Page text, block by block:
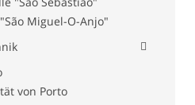
Miguel-O-Anjo"
von Porto